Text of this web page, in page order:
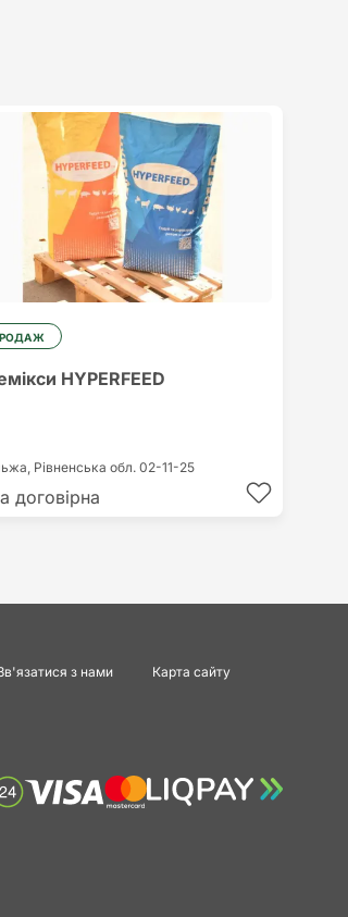
HYPERFEED
Рівненська обл.02-11-25
договірна
з нами Карта сайту